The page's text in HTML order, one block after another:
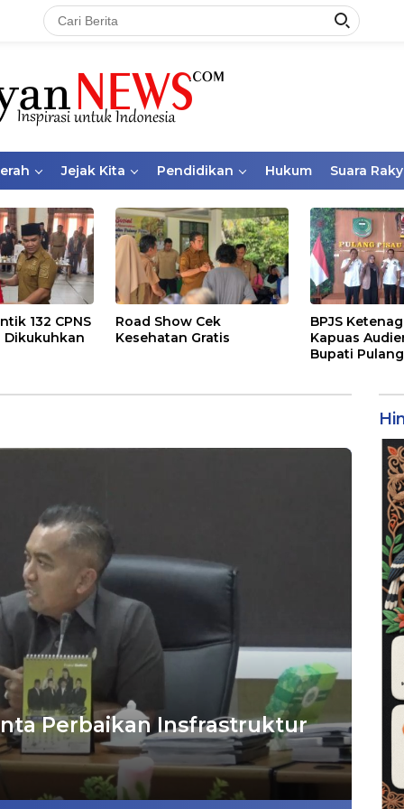
Jejak Kita Pendidikan Hukum Suara
132 CPNS
Dikukuhkan
Road Show Cek
Kesehatan Gratis
BPJS
Kapuas
Bupati
Perbaikan Insfrastruktur